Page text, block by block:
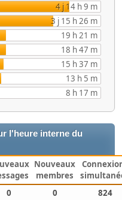
4 j 14 h 9 m
3 j 15 h 26 m
19 h 21 m
18 h 47 m
15 h 37 m
13 h 5 m
8 h 17 m
l'heure interne du
Nouveaux
membres
0 0 824